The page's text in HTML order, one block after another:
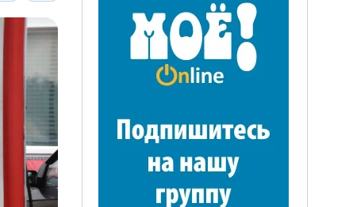
ЭТО БЫЛО В АФГАНЕ
Книга памяти воронежских
воинов-интернационалистов